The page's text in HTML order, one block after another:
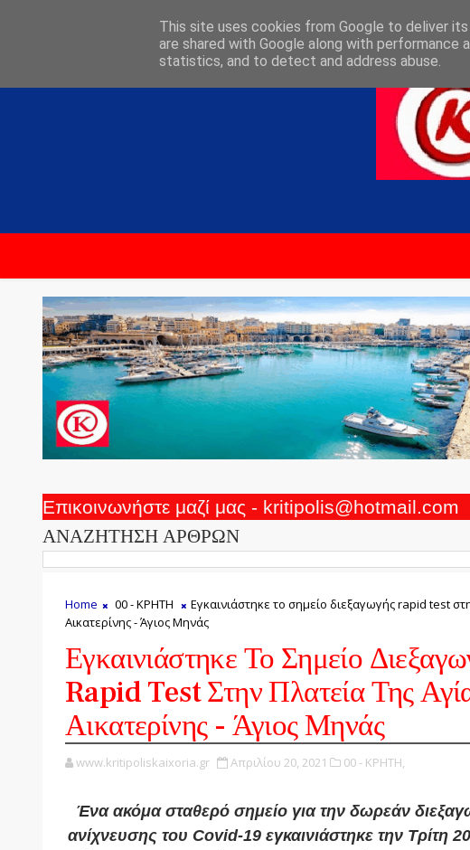
Επικοινωνήστε μαζί μας - kritipolis@hotmail.com
ΑΝΑΖΗΤΗΣΗ ΑΡΘΡΩΝ
Home 00 - ΚΡΗΤΗ
Εγκαινιάστηκε το σημείο διεξαγωγής rapid test
Αικατερίνης - Άγιος Μηνάς
Εγκαινιάστηκε Το Σημείο
Rapid Test Στην Πλατεία Της
Αικατερίνης - Άγιος Μηνάς
www.kritipoliskaixoria.gr Απριλίου 20, 2021 00 - ΚΡΗΤΗ,
Ένα ακόμα σταθερό σημείο για την δωρεάν
ανίχνευσης του Covid-19 εγκαινιάστηκε την Τρίτη
This site uses cookies from Google to deliver
are shared with Google along with
statistics, and to detect and address abuse.